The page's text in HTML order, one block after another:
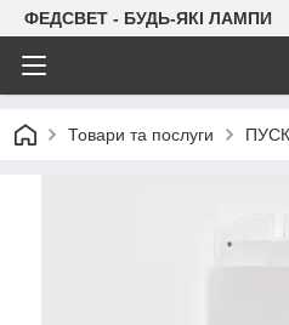
ФЕДСВЕТ - БУДЬ-ЯКІ ЛАМПИ
Товари та послуги